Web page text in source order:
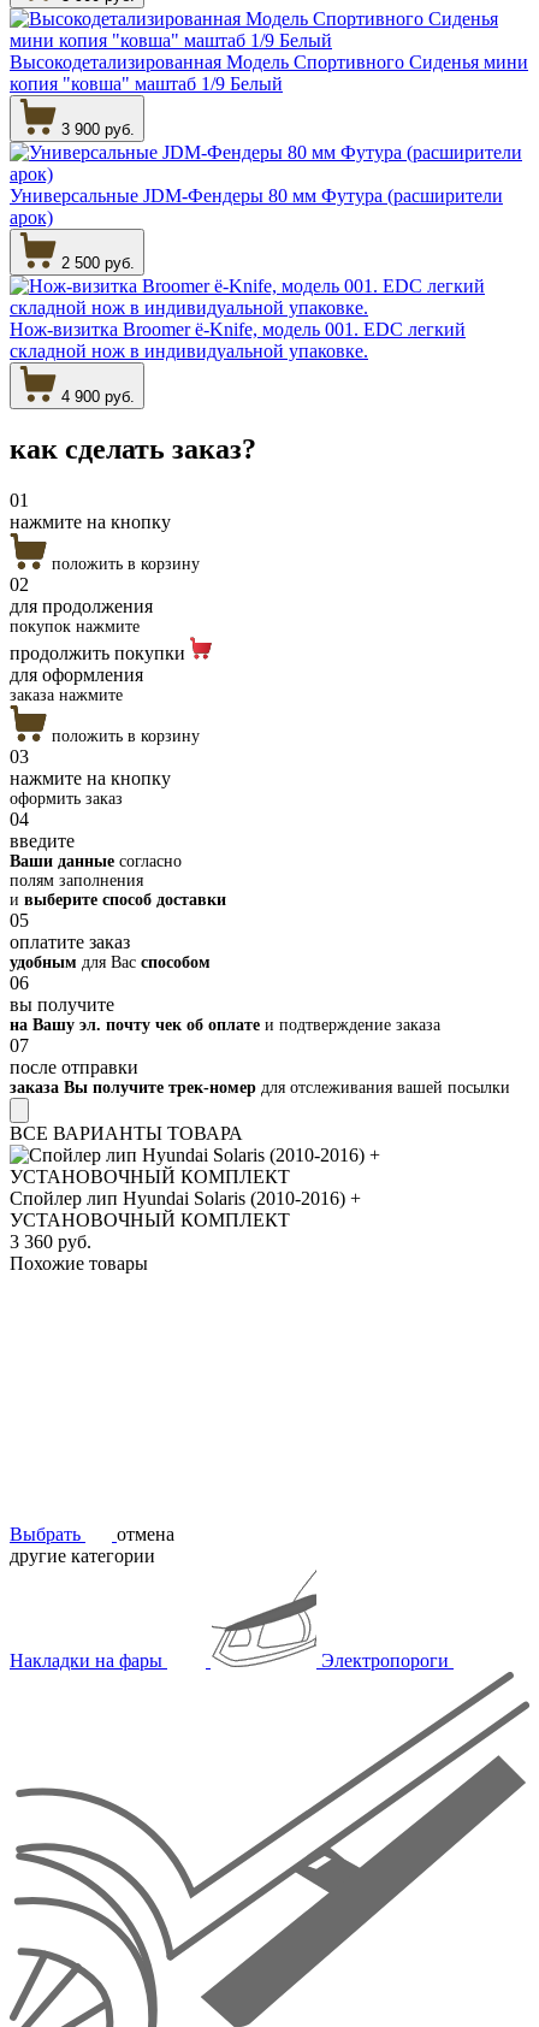
Высокодетализированная Модель Спортивного Сиденья мини
копия "ковша" маштаб 1/9 Белый
3 900 руб.
Универсальные JDM-Фендеры 80 мм Футура (расширители
арок)
2 500 руб.
Нож-визитка Broomer ё-Knife, модель 001. EDC легкий
складной нож в индивидуальной упаковке.
4 900 руб.
как сделать заказ?
01
нажмите на кнопку
положить в корзину
02
для продолжения
покупок нажмите
продолжить покупки
для оформления
заказа нажмите
положить в корзину
03
нажмите на кнопку
оформить заказ
04
введите
Ваши данные согласно
полям заполнения
и выберите способ доставки
05
оплатите заказ
удобным для Вас способом
06
вы получите
на Вашу эл. почту чек об оплате и подтверждение заказа
07
после отправки
заказа Вы получите трек-номер для отслеживания вашей посылки
ВСЕ ВАРИАНТЫ ТОВАРА
Спойлер лип Hyundai Solaris (2010-2016) +
УСТАНОВОЧНЫЙ КОМПЛЕКТ
3 360 руб.
Похожие товары
Выбрать
отмена
другие категории
Накладки на фары Электропороги